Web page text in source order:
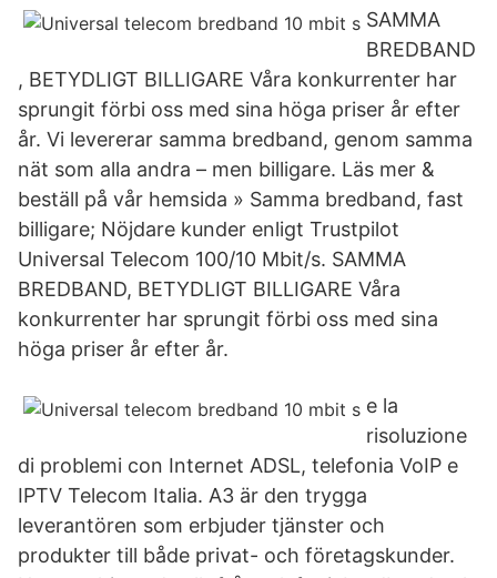
SAMMA
BREDBAND
, BETYDLIGT BILLIGARE Våra konkurrenter har
sprungit förbi oss med sina höga priser år efter
år. Vi levererar samma bredband, genom samma
nät som alla andra – men billigare. Läs mer &
beställ på vår hemsida » Samma bredband, fast
billigare; Nöjdare kunder enligt Trustpilot
Universal Telecom 100/10 Mbit/s. SAMMA
BREDBAND, BETYDLIGT BILLIGARE Våra
konkurrenter har sprungit förbi oss med sina
höga priser år efter år.
e la
risoluzione
di problemi con Internet ADSL, telefonia VoIP e
IPTV Telecom Italia. A3 är den trygga
leverantören som erbjuder tjänster och
produkter till både privat- och företagskunder.